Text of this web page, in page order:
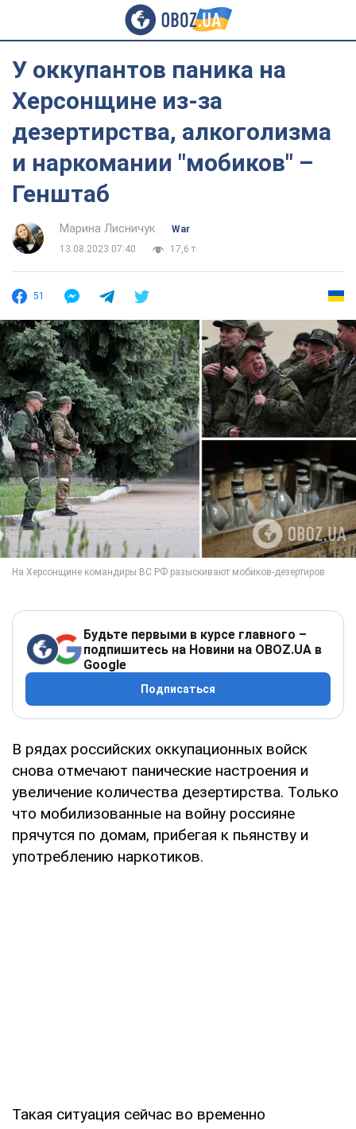
У оккупантов паника на
Херсонщине из-за
дезертирства, алкоголизма
и наркомании "мобиков" –
Генштаб
Марина Лисничук
War
13.08.2023 07:40
17,6 т.
51
Будьте первыми в курсе главного –
подпишитесь на Новини на OBOZ.UA в
Google
Подписаться
В рядах российских оккупационных войск
снова отмечают панические настроения и
увеличение количества дезертирства. Только
что мобилизованные на войну россияне
прячутся по домам, прибегая к пьянству и
употреблению наркотиков.
Такая ситуация сейчас во временно